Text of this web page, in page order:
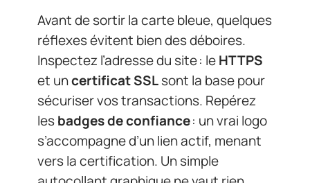
Avant de sortir la carte bleue, quelques
réflexes évitent bien des déboires.
Inspectez l’adresse du site : leHTTPS
et uncertificat SSLsont la base pour
sécuriser vos transactions. Repérez
lesbadges de confiance: un vrai logo
s’accompagne d’un lien actif, menant
vers la certification. Un simple